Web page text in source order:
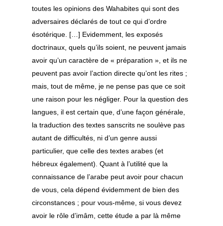
toutes les opinions des Wahabites qui sont des
adversaires déclarés de tout ce qui d’ordre
ésotérique. […] Evidemment, les exposés
doctrinaux, quels qu’ils soient, ne peuvent jamais
avoir qu’un caractère de « préparation », et ils ne
peuvent pas avoir l’action directe qu’ont les rites ;
mais, tout de même, je ne pense pas que ce soit
une raison pour les négliger. Pour la question des
langues, il est certain que, d’une façon générale,
la traduction des textes sanscrits ne soulève pas
autant de difficultés, ni d’un genre aussi
particulier, que celle des textes arabes (et
hébreux également). Quant à l’utilité que la
connaissance de l’arabe peut avoir pour chacun
de vous, cela dépend évidemment de bien des
circonstances ; pour vous-même, si vous devez
avoir le rôle d’imâm, cette étude a par là même